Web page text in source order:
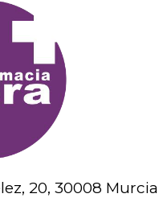
20, 30008 Murcia